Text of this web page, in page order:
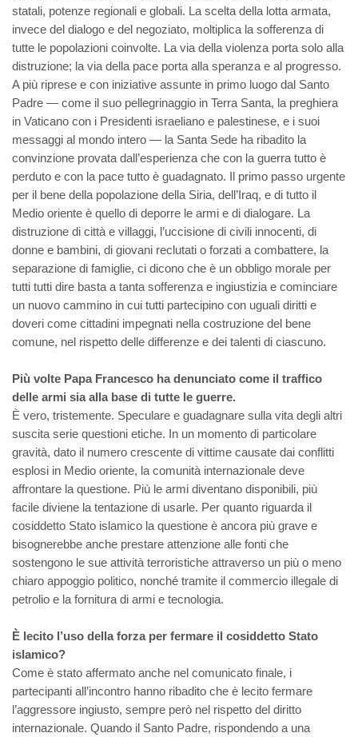
statali, potenze regionali e globali. La scelta della lotta armata,
invece del dialogo e del negoziato, moltiplica la sofferenza di
tutte le popolazioni coinvolte. La via della violenza porta solo alla
distruzione; la via della pace porta alla speranza e al progresso.
A più riprese e con iniziative assunte in primo luogo dal Santo
Padre — come il suo pellegrinaggio in Terra Santa, la preghiera
in Vaticano con i Presidenti israeliano e palestinese, e i suoi
messaggi al mondo intero — la Santa Sede ha ribadito la
convinzione provata dall’esperienza che con la guerra tutto è
perduto e con la pace tutto è guadagnato. Il primo passo urgente
per il bene della popolazione della Siria, dell’Iraq, e di tutto il
Medio oriente è quello di deporre le armi e di dialogare. La
distruzione di città e villaggi, l’uccisione di civili innocenti, di
donne e bambini, di giovani reclutati o forzati a combattere, la
separazione di famiglie, ci dicono che è un obbligo morale per
tutti tutti dire basta a tanta sofferenza e ingiustizia e cominciare
un nuovo cammino in cui tutti partecipino con uguali diritti e
doveri come cittadini impegnati nella costruzione del bene
comune, nel rispetto delle differenze e dei talenti di ciascuno.
Più volte Papa Francesco ha denunciato come il traffico
delle armi sia alla base di tutte le guerre.
È vero, tristemente. Speculare e guadagnare sulla vita degli altri
suscita serie questioni etiche. In un momento di particolare
gravità, dato il numero crescente di vittime causate dai conflitti
esplosi in Medio oriente, la comunità internazionale deve
affrontare la questione. Più le armi diventano disponibili, più
facile diviene la tentazione di usarle. Per quanto riguarda il
cosiddetto Stato islamico la questione è ancora più grave e
bisognerebbe anche prestare attenzione alle fonti che
sostengono le sue attività terroristiche attraverso un più o meno
chiaro appoggio politico, nonché tramite il commercio illegale di
petrolio e la fornitura di armi e tecnologia.
È lecito l’uso della forza per fermare il cosiddetto Stato
islamico?
Come è stato affermato anche nel comunicato finale, i
partecipanti all’incontro hanno ribadito che è lecito fermare
l’aggressore ingiusto, sempre però nel rispetto del diritto
internazionale. Quando il Santo Padre, rispondendo a una